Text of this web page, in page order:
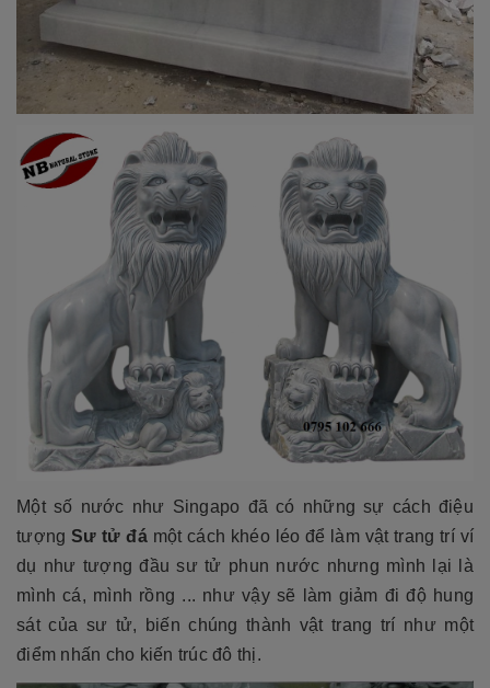
Một số nước như Singapo đã có những sự cách điệu
tượng Sư tử đá một cách khéo léo để làm vật trang trí ví
dụ như tượng đầu sư tử phun nước nhưng mình lại là
mình cá, mình rồng ... như vậy sẽ làm giảm đi độ hung
sát của sư tử, biến chúng thành vật trang trí như một
điểm nhấn cho kiến trúc đô thị.